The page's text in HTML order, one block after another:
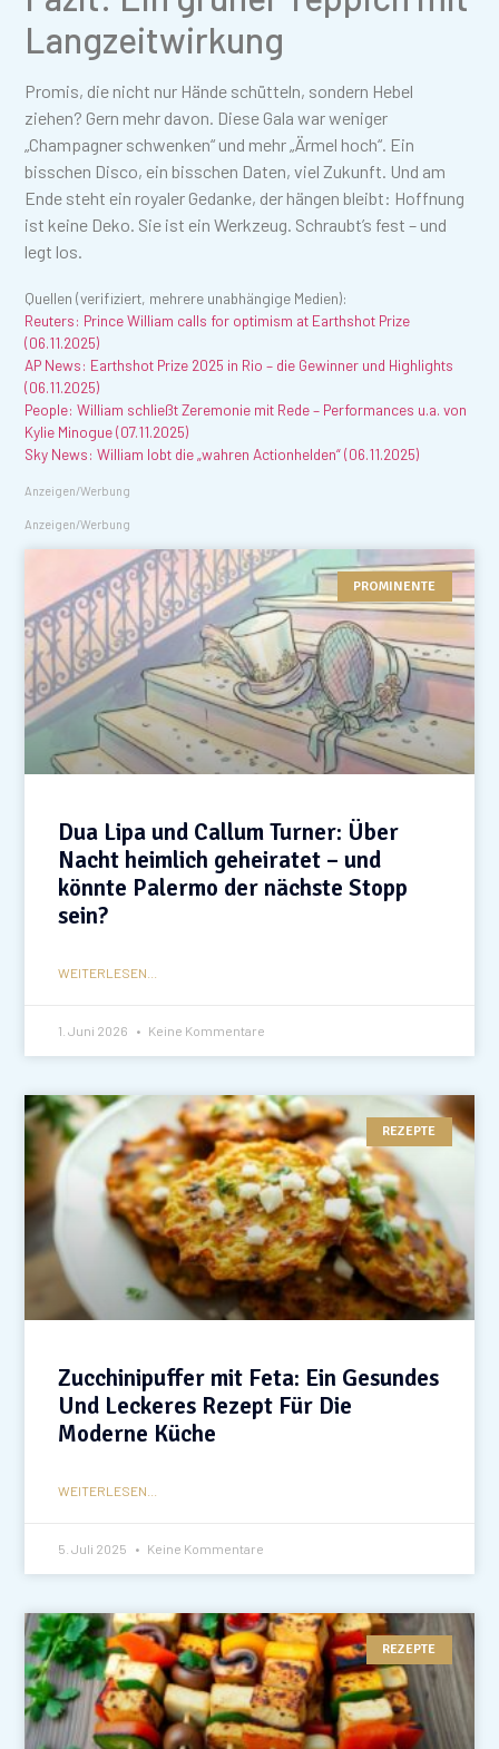
Langzeitwirkung
Promis, die nicht nur Hände schütteln, sondern Hebel
ziehen? Gern mehr davon. Diese Gala war weniger
„Champagner schwenken“ und mehr „Ärmel hoch“. Ein
bisschen Disco, ein bisschen Daten, viel Zukunft. Und am
Ende steht ein royaler Gedanke, der hängen bleibt: Hoffnung
ist keine Deko. Sie ist ein Werkzeug. Schraubt’s fest – und
legt los.
Quellen (verifiziert, mehrere unabhängige Medien):
Reuters: Prince William calls for optimism at Earthshot Prize
(06.11.2025)
AP News: Earthshot Prize 2025 in Rio – die Gewinner und Highlights
(06.11.2025)
People: William schließt Zeremonie mit Rede – Performances u.a. von
Kylie Minogue (07.11.2025)
Sky News: William lobt die „wahren Actionhelden“ (06.11.2025)
Anzeigen/Werbung
Anzeigen/Werbung
PROMINENTE
Dua Lipa und Callum Turner: Über
Nacht heimlich geheiratet – und
könnte Palermo der nächste Stopp
sein?
WEITERLESEN...
1. Juni 2026 Keine Kommentare
REZEPTE
Zucchinipuffer mit Feta: Ein Gesundes
Und Leckeres Rezept Für Die
Moderne Küche
WEITERLESEN...
5. Juli 2025 Keine Kommentare
REZEPTE